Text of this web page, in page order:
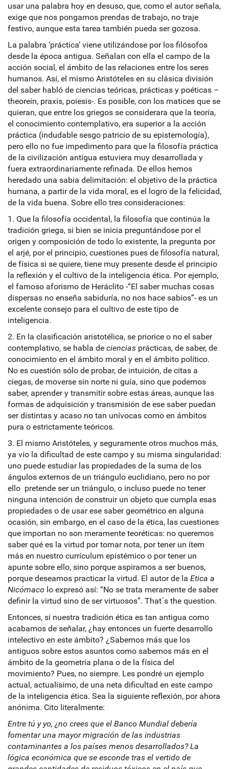
usar una palabra hoy en desuso, que, como el autor señala,
exige que nos pongamos prendas de trabajo, no traje
festivo, aunque esta tarea también pueda ser gozosa.
La palabra ‘práctica’ viene utilizándose por los filósofos
desde la época antigua. Señalan con ella el campo de la
acción social, el ámbito de las relaciones entre los seres
humanos. Así, el mismo Aristóteles en su clásica división
del saber habló de ciencias teóricas, prácticas y poéticas –
theorein, praxis, poiesis-. Es posible, con los matices que se
quieran, que entre los griegos se considerara que la teoría,
el conocimiento contemplativo, era superior a la acción
práctica (indudable sesgo patricio de su epistemología),
pero ello no fue impedimento para que la filosofía práctica
de la civilización antigua estuviera muy desarrollada y
fuera extraordinariamente refinada. De ellos hemos
heredado una sabia delimitación: el objetivo de la práctica
humana, a partir de la vida moral, es el logro de la felicidad,
de la vida buena. Sobre ello tres consideraciones:
1. Que la filosofía occidental, la filosofía que continúa la
tradición griega, si bien se inicia preguntándose por el
origen y composición de todo lo existente, la pregunta por
el arjé, por el principio, cuestiones pues de filosofía natural,
de física si se quiere, tiene muy presente desde el principio
la reflexión y el cultivo de la inteligencia ética. Por ejemplo,
el famoso aforismo de Heráclito -“El saber muchas cosas
dispersas no enseña sabiduría, no nos hace sabios”- es un
excelente consejo para el cultivo de este tipo de
inteligencia.
2. En la clasificación aristotélica, se priorice o no el saber
contemplativo, se habla de ciencias prácticas, de saber, de
conocimiento en el ámbito moral y en el ámbito político.
No es cuestión sólo de probar, de intuición, de citas a
ciegas, de moverse sin norte ni guía, sino que podemos
saber, aprender y transmitir sobre estas áreas, aunque las
formas de adquisición y transmisión de ese saber puedan
ser distintas y acaso no tan unívocas como en ámbitos
pura o estrictamente teóricos.
3. El mismo Aristóteles, y seguramente otros muchos más,
ya vio la dificultad de este campo y su misma singularidad:
uno puede estudiar las propiedades de la suma de los
ángulos externos de un triángulo euclidiano, pero no por
ello pretende ser un triángulo, o incluso puede no tener
ninguna intención de construir un objeto que cumpla esas
propiedades o de usar ese saber geométrico en alguna
ocasión, sin embargo, en el caso de la ética, las cuestiones
que importan no son meramente teoréticas: no queremos
saber qué es la virtud por tomar nota, por tener un ítem
más en nuestro currículum epistémico o por tener un
apunte sobre ello, sino porque aspiramos a ser buenos,
porque deseamos practicar la virtud. El autor de la Etica a
Nicómaco lo expresó así: “No se trata meramente de saber
definir la virtud sino de ser virtuosos”. That´s the question.
Entonces, si nuestra tradición ética es tan antigua como
acabamos de señalar, ¿hay entonces un fuerte desarrollo
intelectivo en este ámbito? ¿Sabemos más que los
antiguos sobre estos asuntos como sabemos más en el
ámbito de la geometría plana o de la física del
movimiento? Pues, no siempre. Les pondré un ejemplo
actual, actualísimo, de una neta dificultad en este campo
de la inteligencia ética. Sea la siguiente reflexión, por ahora
anónima. Cito literalmente:
Entre tú y yo, ¿no crees que el Banco Mundial debería
fomentar una mayor migración de las industrias
contaminantes a los países menos desarrollados? La
lógica económica que se esconde tras el vertido de